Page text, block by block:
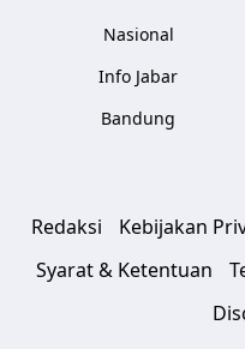
Nasional
Info Jabar
Bandung
Redaksi Kebijakan
Syarat & Ketentuan